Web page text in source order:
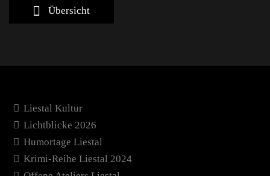
Übersicht
Liestal Kultur
Lichtblicke 2026
Humortage Liestal
Krimi-Reihe Liestal 2024